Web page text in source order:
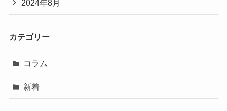
2024年8月
カテゴリー
コラム
新着